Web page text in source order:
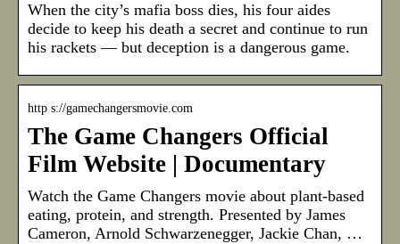
When the city’s mafia boss dies, his four aides
decide to keep his death a secret and continue to run
his rackets — but deception is a dangerous game.
http s://gamechangersmovie.com
The Game Changers Official
Film Website | Documentary
Watch the Game Changers movie about plant-based
eating, protein, and strength. Presented by James
Cameron, Arnold Schwarzenegger, Jackie Chan, …